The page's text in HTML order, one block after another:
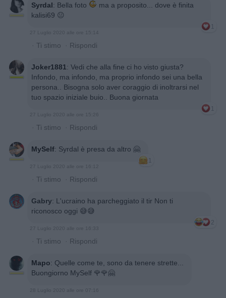
Syrdal: Bella foto
ma a proposito... dove è finita
kalisi69 😐
1
27 Luglio 2020 alle ore 15:14
· Ti stimo · Rispondi
Joker1881: Vedi che alla fine ci ho visto giusta?
Infondo, ma infondo, ma proprio infondo sei una bella
persona.. Bisogna solo aver coraggio di inoltrarsi nel
tuo spazio iniziale buio.. Buona giornata
1
27 Luglio 2020 alle ore 15:26
· Ti stimo · Rispondi
MySelf: Syrdal è presa da altro 🤗
1
27 Luglio 2020 alle ore 16:12
· Ti stimo · Rispondi
Gabry: L'ucraino ha parcheggiato il tir Non ti
riconosco oggi 😅😅
2
27 Luglio 2020 alle ore 16:33
· Ti stimo · Rispondi
Mapo: Quelle come te, sono da tenere strette...
Buongiorno MySelf 🌹🌹🤗
28 Luglio 2020 alle ore 07:16